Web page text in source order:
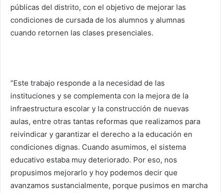
públicas del distrito, con el objetivo de mejorar las
condiciones de cursada de los alumnos y alumnas
cuando retornen las clases presenciales.
“Este trabajo responde a la necesidad de las
instituciones y se complementa con la mejora de la
infraestructura escolar y la construcción de nuevas
aulas, entre otras tantas reformas que realizamos para
reivindicar y garantizar el derecho a la educación en
condiciones dignas. Cuando asumimos, el sistema
educativo estaba muy deteriorado. Por eso, nos
propusimos mejorarlo y hoy podemos decir que
avanzamos sustancialmente, porque pusimos en marcha